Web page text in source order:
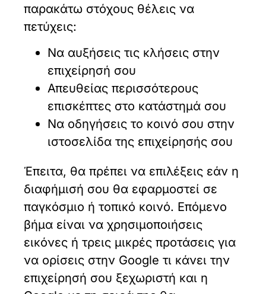
παρακάτω στόχους θέλεις να
πετύχεις:
Να αυξήσεις τις κλήσεις στην
επιχείρησή σου
Απευθείας περισσότερους
επισκέπτες στο κατάστημά σου
Να οδηγήσεις το κοινό σου στην
ιστοσελίδα της επιχείρησής σου
Έπειτα, θα πρέπει να επιλέξεις εάν η
διαφήμισή σου θα εφαρμοστεί σε
παγκόσμιο ή τοπικό κοινό. Επόμενο
βήμα είναι να χρησιμοποιήσεις
εικόνες ή τρεις μικρές προτάσεις για
να ορίσεις στην Google τι κάνει την
επιχείρησή σου ξεχωριστή και η